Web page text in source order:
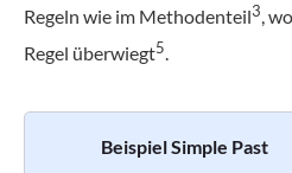
Regeln wie im Methodenteil3,
Regel überwiegt5.
Beispiel Simple Past